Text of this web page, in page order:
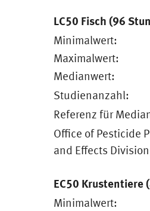
LC50 Fisch (96
Minimalwert:
Maximalwert:
Medianwert:
Studienanzahl:
Referenz für
Office of Pesticide
and Effects
EC50 Krustentiere
Minimalwert: